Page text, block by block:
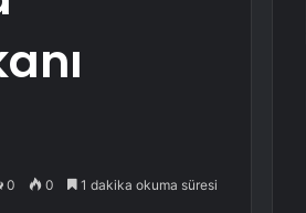
0 0 1 dakika okuma süresi